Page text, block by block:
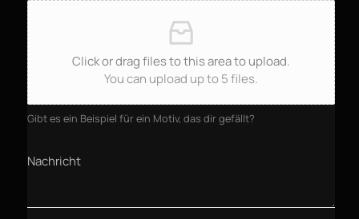
Click or drag files to this area to upload.
You can upload up to 5 files.
Gibt es ein Beispiel für ein Motiv, das dir gefällt?